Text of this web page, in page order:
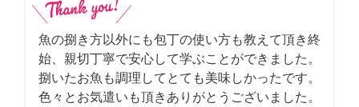
魚の捌き方以外にも包丁の使い方も教えて頂き終
始、親切丁寧で安心して学ぶことができました。
捌いたお魚も調理してとても美味しかったです。
色々とお気遣いも頂きありがとうございました。